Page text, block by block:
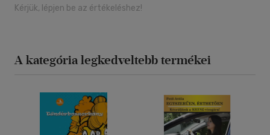
Kérjük, lépjen be az értékeléshez!
A kategória legkedveltebb termékei